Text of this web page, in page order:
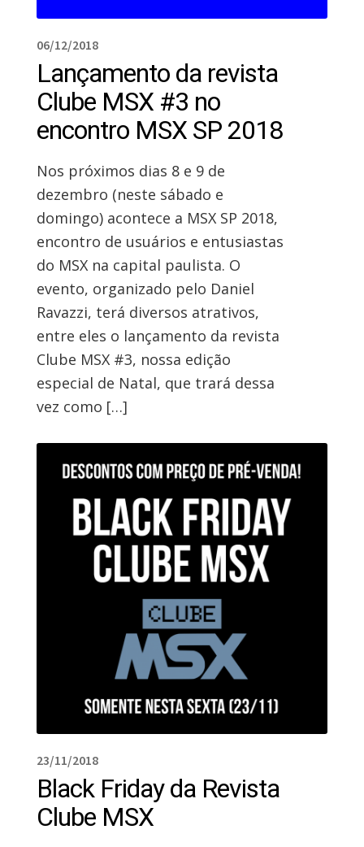
06/12/2018
Lançamento da revista
Clube MSX #3 no
encontro MSX SP 2018
Nos próximos dias 8 e 9 de
dezembro (neste sábado e
domingo) acontece a MSX SP 2018,
encontro de usuários e entusiastas
do MSX na capital paulista. O
evento, organizado pelo Daniel
Ravazzi, terá diversos atrativos,
entre eles o lançamento da revista
Clube MSX #3, nossa edição
especial de Natal, que trará dessa
vez como […]
23/11/2018
Black Friday da Revista
Clube MSX